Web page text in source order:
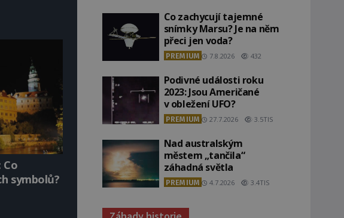
Co
symbolů?
Co zachycují tajemné
snímky Marsu? Je na něm
přeci jen voda?
PREMIUM 7.8.2026 432
Podivné události roku
2023: Jsou Američané
v obležení UFO?
PREMIUM 27.7.2026 3.5TIS
Nad australským
městem „tančila“
záhadná světla
PREMIUM 4.7.2026 3.4TIS